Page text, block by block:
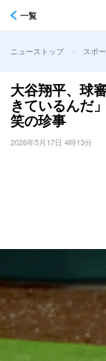
一覧
ニューストップ > スポ
大谷翔平、球
きているんだ
笑の珍事
2026年5月17日 4時13分